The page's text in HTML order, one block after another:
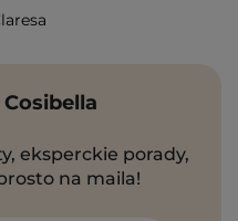
eksperckie porady,
na maila!